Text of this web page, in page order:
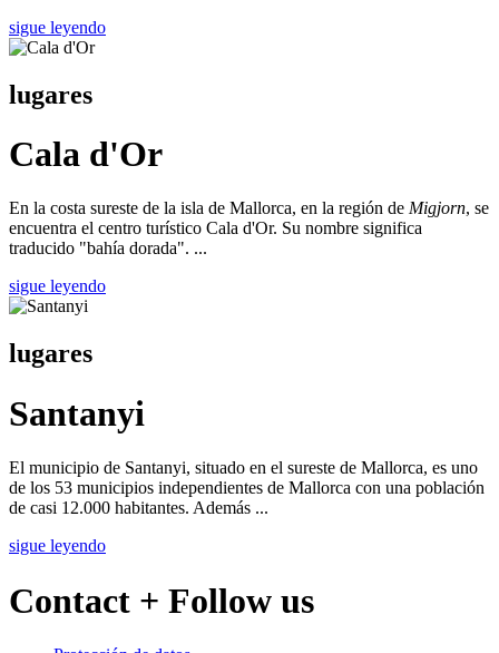
sigue leyendo
lugares
Cala d'Or
En la costa sureste de la isla de Mallorca, en la región de Migjorn, se
encuentra el centro turístico Cala d'Or. Su nombre significa
traducido "bahía dorada". ...
sigue leyendo
lugares
Santanyi
El municipio de Santanyi, situado en el sureste de Mallorca, es uno
de los 53 municipios independientes de Mallorca con una población
de casi 12.000 habitantes. Además ...
sigue leyendo
Contact + Follow us